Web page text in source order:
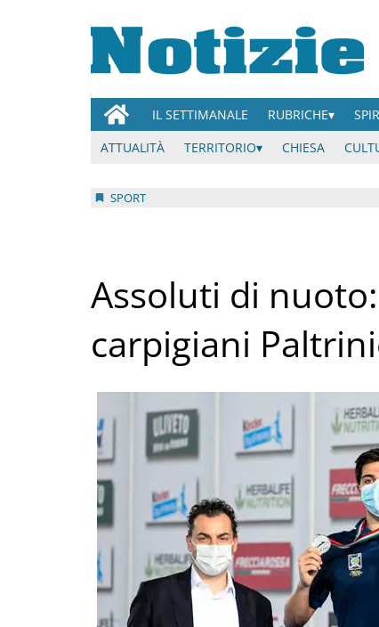
IL SETTIMANALE RUBRICHE
ATTUALITÀ
TERRITORIO CHIESA
SPORT
Assoluti di
carpigiani